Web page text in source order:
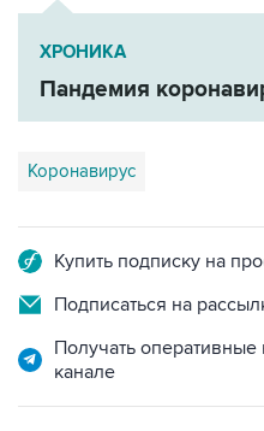
ХРОНИКА
Пандемия
Коронавирус
Купить подписку на
Подписаться на
Получать
канале